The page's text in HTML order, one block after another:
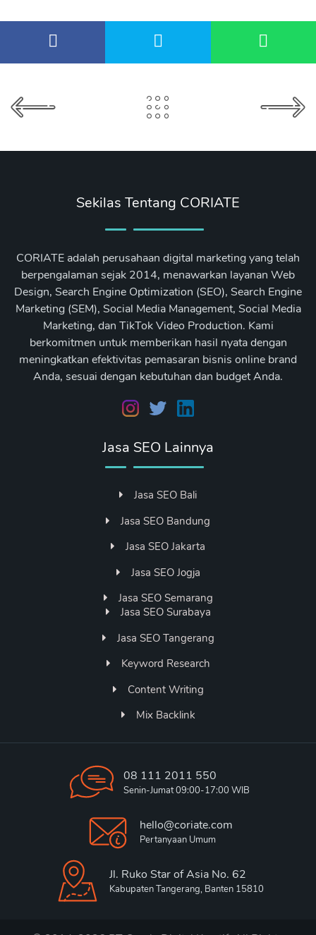
Sekilas Tentang CORIATE
CORIATE adalah perusahaan digital marketing yang telah
berpengalaman sejak 2014, menawarkan layanan Web
Design, Search Engine Optimization (SEO), Search Engine
Marketing (SEM), Social Media Management, Social Media
Marketing, dan TikTok Video Production. Kami
berkomitmen untuk memberikan hasil nyata dengan
meningkatkan efektivitas pemasaran bisnis online brand
Anda, sesuai dengan kebutuhan dan budget Anda.
Jasa SEO Lainnya
Jasa SEO Bali
Jasa SEO Bandung
Jasa SEO Jakarta
Jasa SEO Jogja
Jasa SEO Semarang
Jasa SEO Surabaya
Jasa SEO Tangerang
Keyword Research
Content Writing
Mix Backlink
08 111 2011 550
Senin-Jumat 09:00-17:00 WIB
hello@coriate.com
Pertanyaan Umum
Jl. Ruko Star of Asia No. 62
Kabupaten Tangerang, Banten 15810